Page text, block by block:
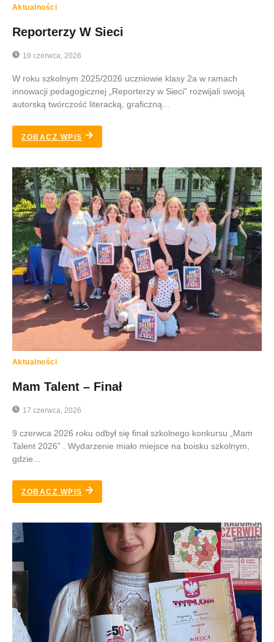
Aktualności
Reporterzy W Sieci
19 czerwca, 2026
W roku szkolnym 2025/2026 uczniowie klasy 2a w ramach
innowacji pedagogicznej „Reporterzy w Sieci” rozwijali swoją
autorską twórczość literacką, graficzną...
ZOBACZ WPIS
Aktualności
Mam Talent – Finał
17 czerwca, 2026
9 czerwca 2026 roku odbył się finał szkolnego konkursu „Mam
Talent 2026” . Wydarzenie miało miejsce na boisku szkolnym,
gdzie...
ZOBACZ WPIS